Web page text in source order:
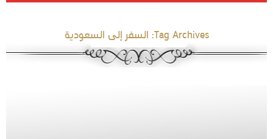
Tag Archives: السفر إلى السعودية